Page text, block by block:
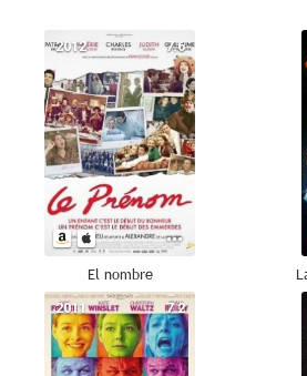
7.6
2012
El nombre
7.2
2011